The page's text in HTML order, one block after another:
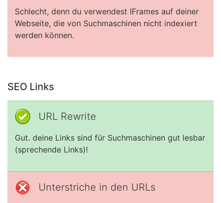
Schlecht, denn du verwendest IFrames auf deiner
Webseite, die von Suchmaschinen nicht indexiert
werden können.
SEO Links
URL Rewrite
Gut. deine Links sind für Suchmaschinen gut lesbar
(sprechende Links)!
Unterstriche in den URLs